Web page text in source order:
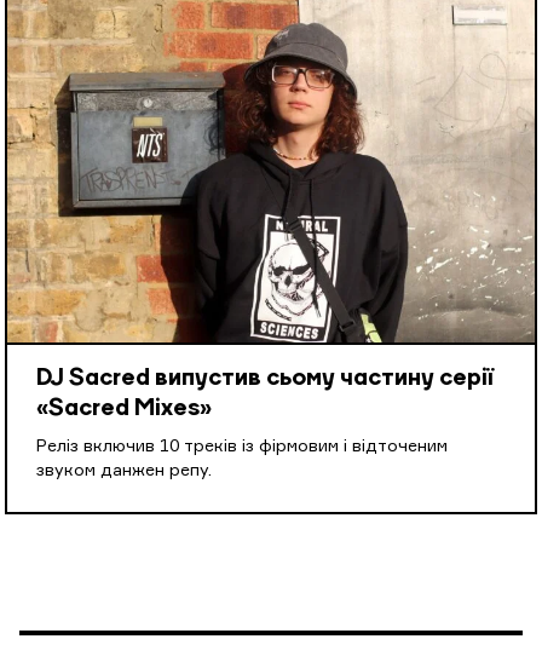
DJ Sacred випустив сьому частину серії
«Sacred Mixes»
Реліз включив 10 треків із фірмовим і відточеним
звуком данжен репу.